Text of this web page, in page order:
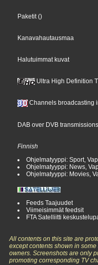
Paketit ()
Kanavahautausmaa
Halutuimmat kuvat
Ultra High Definition
Channels broadcasting
DAB over DVB transmissions
Finnish
Ohjelmatyyppi: Sport,
Ohjelmatyyppi: News,
Ohjelmatyyppi: Movies,
Feeds Taajuudet
Viimeisimmät feedsit
FTA Satelliitti
All contents on this site are
except contents shown in
owners. Screenshots are only
promoting corresponding TV